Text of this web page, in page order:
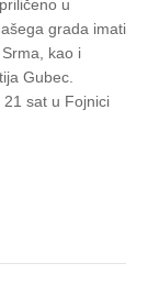
u
grada imati
kao i
Gubec.
sat u Fojnici